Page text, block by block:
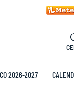
2026-2027